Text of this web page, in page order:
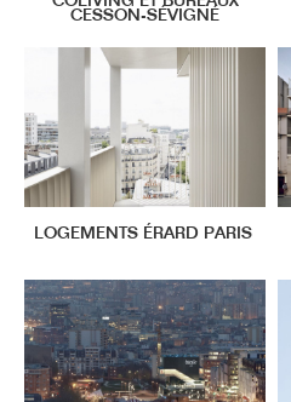
CESSON-SÉVIGNÉ
LOGEMENTS ÉRARD PARIS